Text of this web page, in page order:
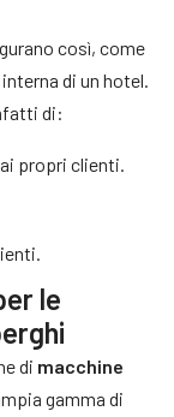
così, come
di un hotel.
di:
propri clienti.
le
di macchine
gamma di